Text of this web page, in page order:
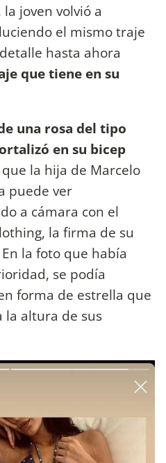
joven volvió a
el mismo traje
hasta ahora
que tiene en su
una rosa del tipo
en su bicep
la hija de Marcelo
puede ver
a cámara con el
la firma de su
la foto que había
se podía
forma de estrella que
la altura de sus